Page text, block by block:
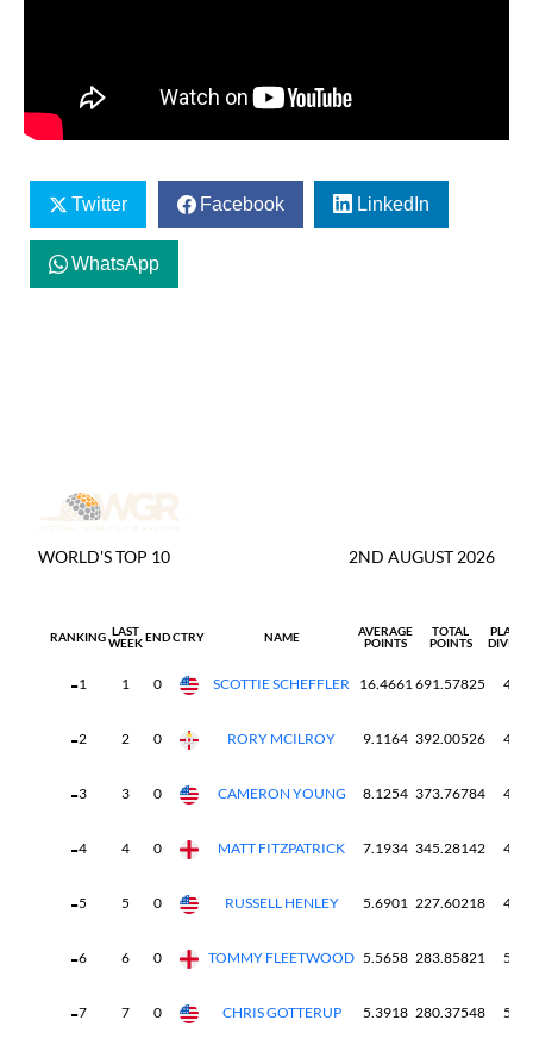
Twitter Facebook LinkedIn
WhatsApp